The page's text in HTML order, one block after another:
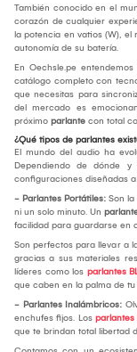
También conocido en el
corazón de cualquier
la potencia en vatios (W),
autonomía de su batería.
En Oechsle.pe
catálogo completo con
que necesitas para
del mercado es
próximo parlante con total
¿Qué tipos de parlantes
El mundo del audio ha
Dependiendo de dónde y
configuraciones diseñadas
- Parlantes Portátiles: Son
ni un solo minuto. Un
facilidad para guardarse en
Son perfectos para llevar a
gracias a sus materiales
líderes como los parlantes
que caben en la palma de
- Parlantes Inalámbricos:
enchufes fijos. Los parlantes
que te brindan total libertad